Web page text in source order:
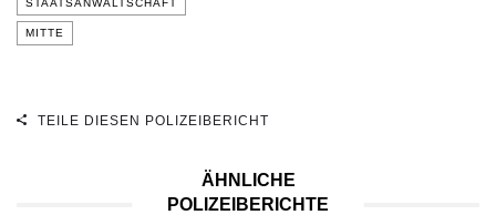
STAATSANWALTSCHAFT
MITTE
TEILE DIESEN POLIZEIBERICHT
ÄHNLICHE
POLIZEIBERICHTE